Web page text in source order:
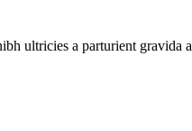
ultricies a parturient